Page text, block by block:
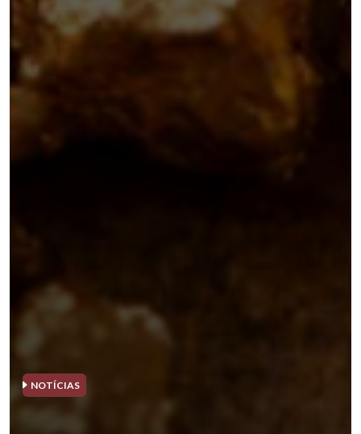
NOTÍCIAS